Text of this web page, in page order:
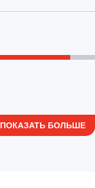
ПОКАЗАТЬ БОЛЬШЕ